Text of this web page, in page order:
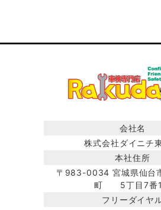
会社名
株式会社ダイニチ
本社住所
〒983-0034 宮城県仙台
町 5丁目7番
フリーダイヤ